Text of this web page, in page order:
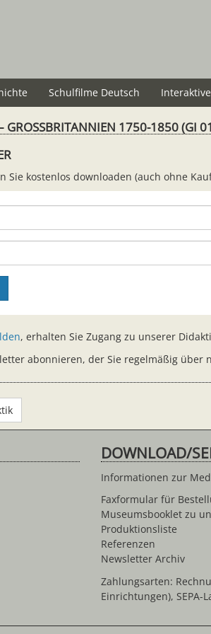
Schulfilme Deutsch
GROSSBRITANNIEN 1750-1850 (GI 01)
Sie kostenlos downloaden (auch ohne
, erhalten Sie Zugang zu unserer
abonnieren, der Sie regelmäßig
DOWNLOAD/
Informationen zur
Faxformular für
Museumsbooklet zu
Produktionsliste
Referenzen
Newsletter Archiv
Zahlungsarten:
Einrichtungen), SEPA-